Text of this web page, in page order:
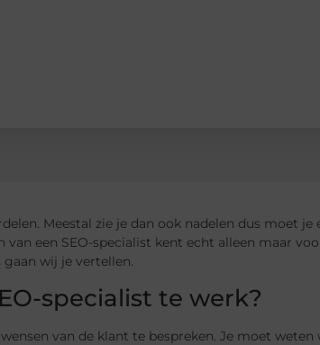
Meestal zie je dan ook nadelen dus moet
van een SEO-specialist kent echt alleen maar
wij je vertellen.
specialist te werk?
van de klant te bespreken. Je moet